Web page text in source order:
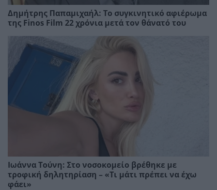
Δημήτρης Παπαμιχαήλ: Το συγκινητικό αφιέρωμα
της Finos Film 22 χρόνια μετά τον θάνατό του
Ιωάννα Τούνη: Στο νοσοκομείο βρέθηκε με
τροφική δηλητηρίαση – «Τι μάτι πρέπει να έχω
φάει»